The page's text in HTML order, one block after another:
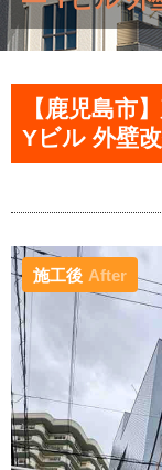
【鹿児島市
Yビル 外壁
施工後 After